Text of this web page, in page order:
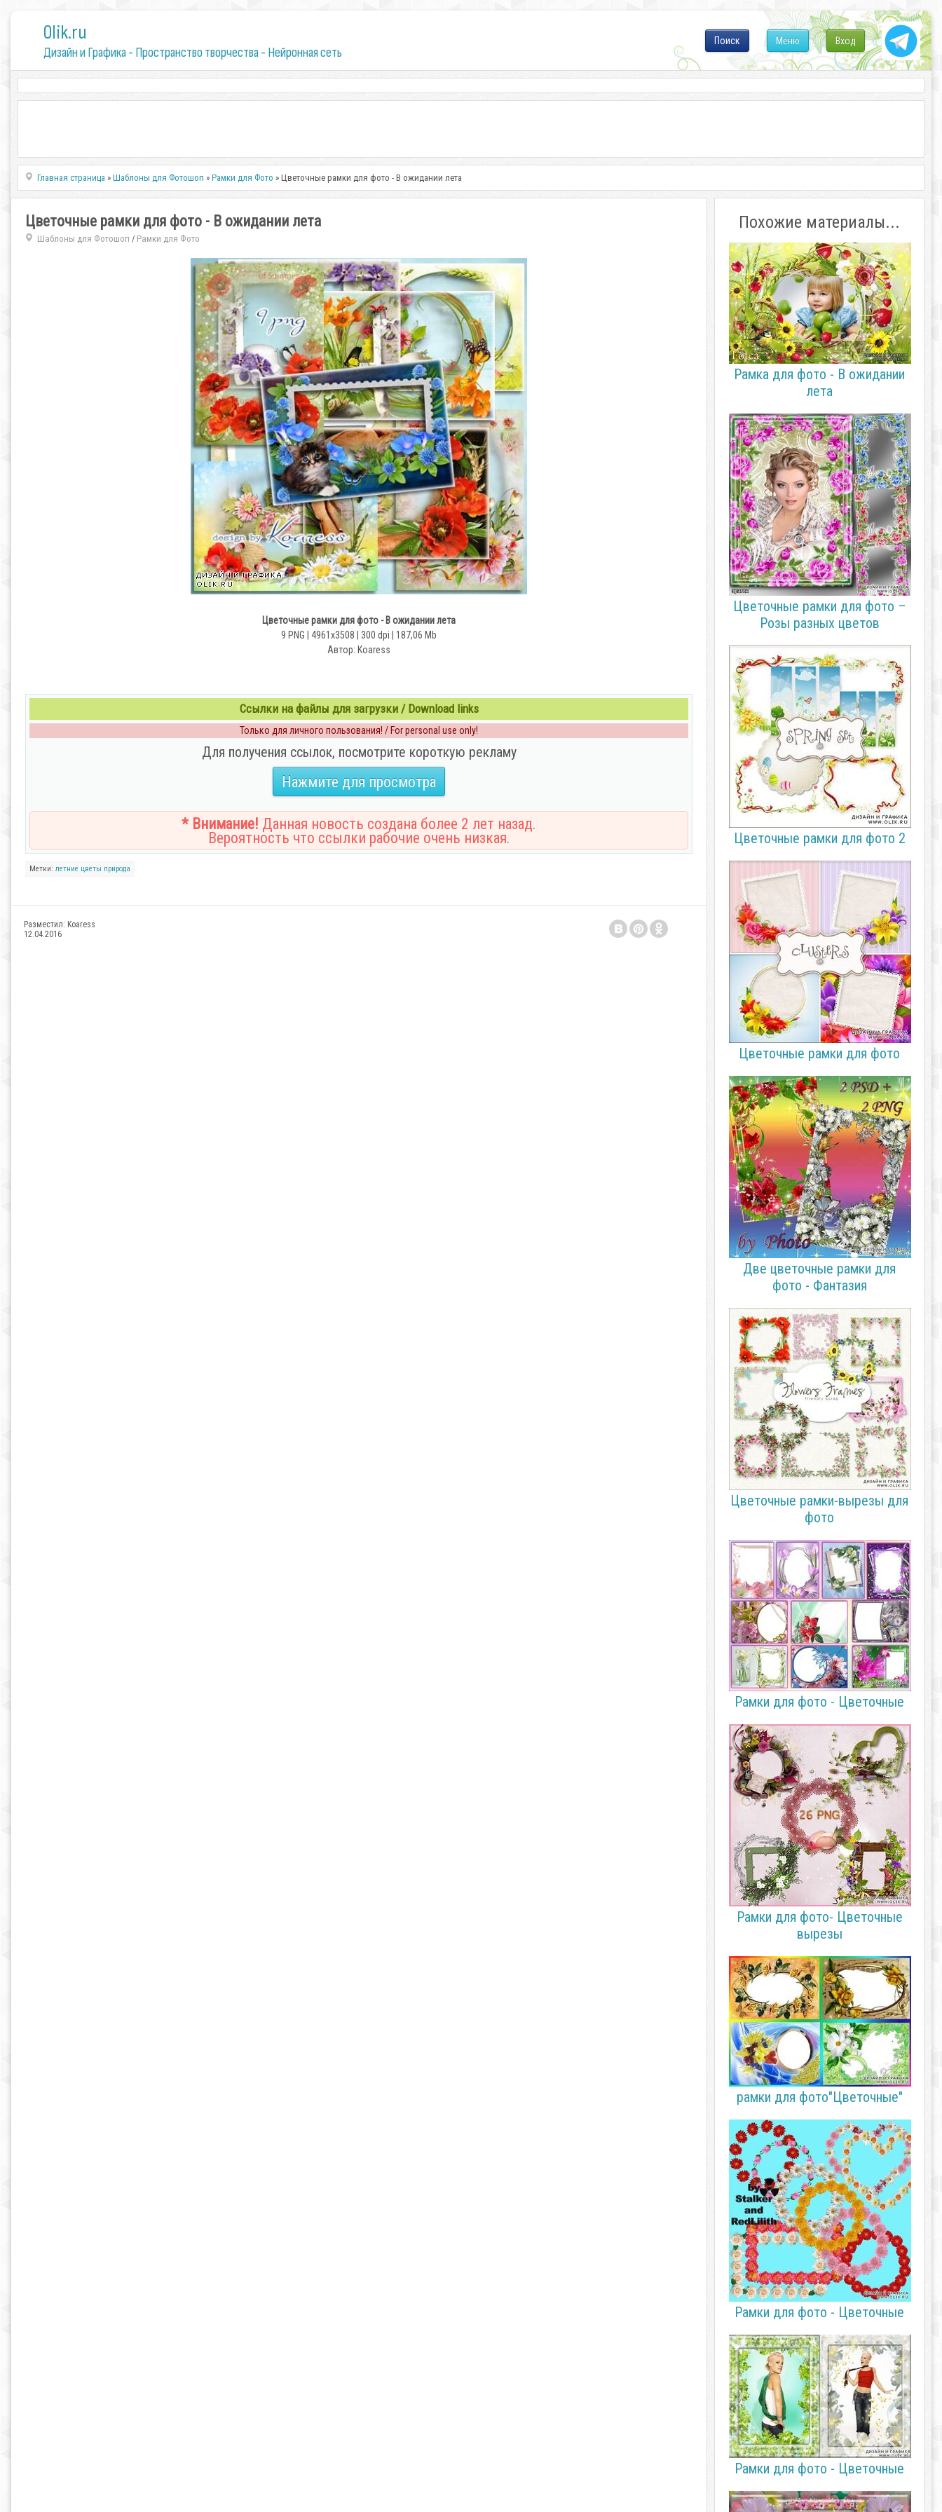
0lik.ru
Дизайн и Графика - Пространство творчества - Нейронная сеть
Вход
Меню
Поиск
Главная страница »Шаблоны для Фотошоп »Рамки для Фото » Цветочные рамки для фото - В ожидании лета
Цветочные рамки для фото - В ожидании лета
Шаблоны для Фотошоп / Рамки для Фото
Цветочные рамки для фото - В ожидании лета
9 PNG | 4961x3508 | 300 dpi | 187,06 Mb
Автор: Koaress
Ссылки на файлы для загрузки / Download links
Только для личного пользования! / For personal use only!
Для получения ссылок, посмотрите короткую рекламу
Нажмите для просмотра
* Внимание! Данная новость создана более 2 лет назад.
Вероятность что ссылки рабочие очень низкая.
Метки: летние цветы природа
Разместил: Koaress
12.04.2016
Похожие материалы...
Рамка для фото - В ожидании
лета
Цветочные рамки для фото –
Розы разных цветов
Цветочные рамки для фото 2
Цветочные рамки для фото
Две цветочные рамки для
фото - Фантазия
Цветочные рамки-вырезы для
фото
Рамки для фото - Цветочные
Рамки для фото- Цветочные
вырезы
рамки для фото"Цветочные"
Рамки для фото - Цветочные
Рамки для фото - Цветочные